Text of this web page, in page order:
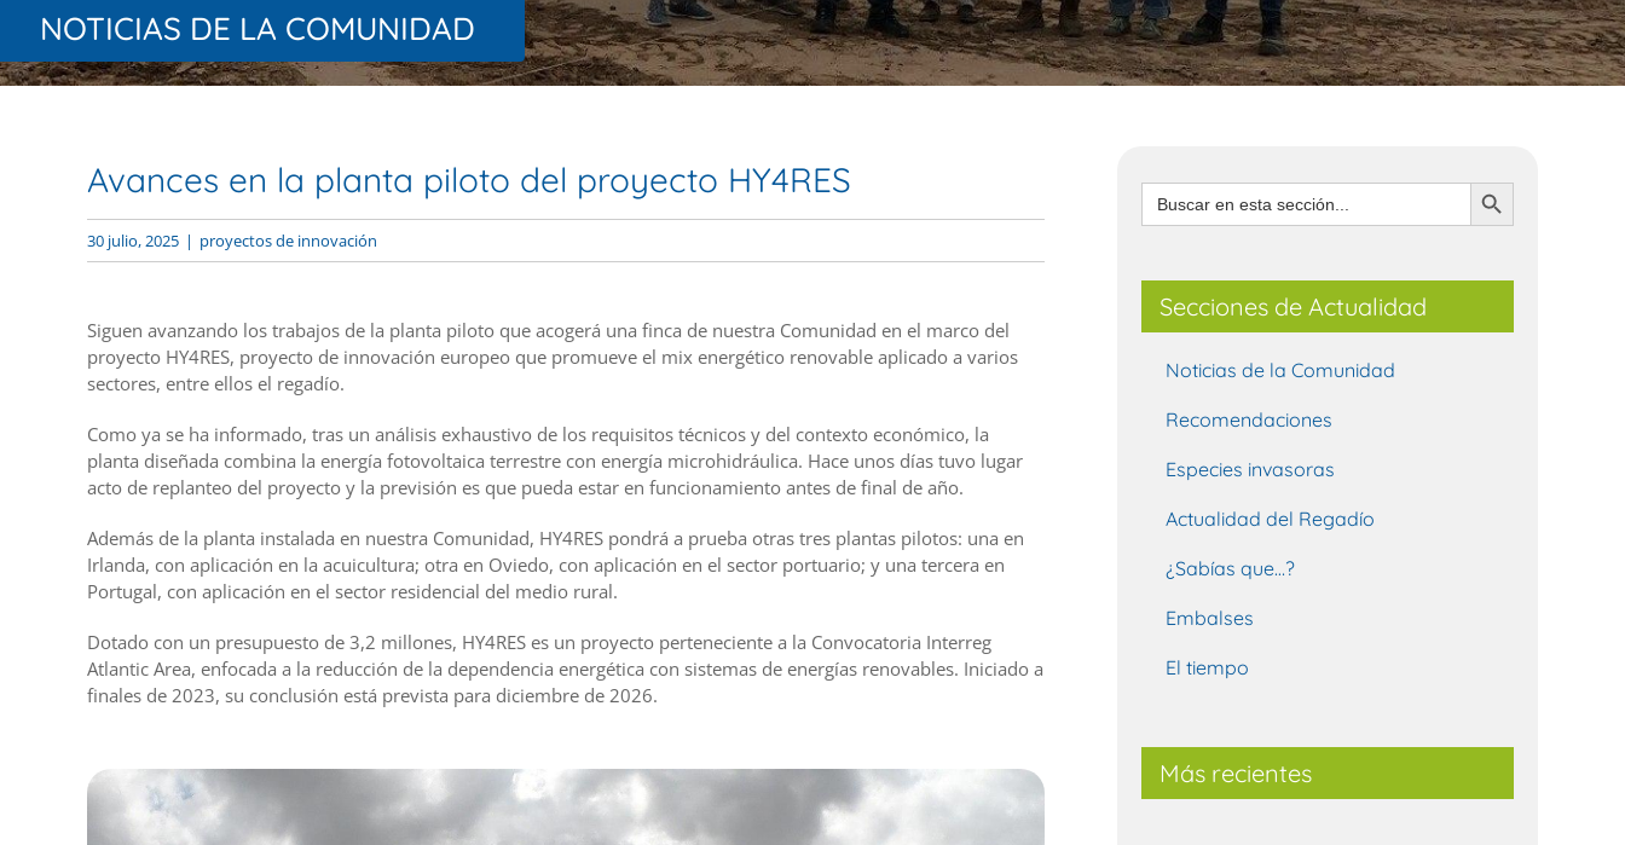
NOTICIAS DE LA COMUNIDAD
Avances en la planta piloto del proyecto HY4RES
30 julio, 2025 | proyectos de innovación
Siguen avanzando los trabajos de la planta piloto que acogerá una finca de nuestra Comunidad en el marco del
proyecto HY4RES, proyecto de innovación europeo que promueve el mix energético renovable aplicado a varios
sectores, entre ellos el regadío.
Como ya se ha informado, tras un análisis exhaustivo de los requisitos técnicos y del contexto económico, la
planta diseñada combina la energía fotovoltaica terrestre con energía microhidráulica. Hace unos días tuvo lugar
acto de replanteo del proyecto y la previsión es que pueda estar en funcionamiento antes de final de año.
Además de la planta instalada en nuestra Comunidad, HY4RES pondrá a prueba otras tres plantas pilotos: una en
Irlanda, con aplicación en la acuicultura; otra en Oviedo, con aplicación en el sector portuario; y una tercera en
Portugal, con aplicación en el sector residencial del medio rural.
Dotado con un presupuesto de 3,2 millones, HY4RES es un proyecto perteneciente a la Convocatoria Interreg
Atlantic Area, enfocada a la reducción de la dependencia energética con sistemas de energías renovables. Iniciado a
finales de 2023, su conclusión está prevista para diciembre de 2026.
Buscar: Botón de búsqueda
Secciones de Actualidad
Noticias de la Comunidad
Recomendaciones
Especies invasoras
Actualidad del Regadío
¿Sabías que…?
Embalses
El tiempo
Más recientes